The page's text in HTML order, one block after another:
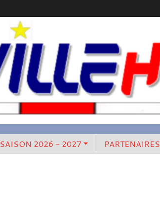
SAISON 2026 - 2027 PARTENAIRES